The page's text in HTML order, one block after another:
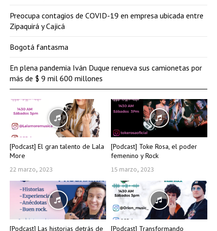
[Podcast] El gran talento de Lala
More
22 marzo, 2023
[Podcast] Toke Rosa, el poder
femenino y Rock
15 marzo, 2023
[Podcast] Las historias detrás de
[Podcast] Transformando
Preocupa contagios de COVID-19 en empresa ubicada entre
Zipaquirá y Cajicá
Bogotá fantasma
En plena pandemia Iván Duque renueva sus camionetas por
más de $ 9 mil 600 millones